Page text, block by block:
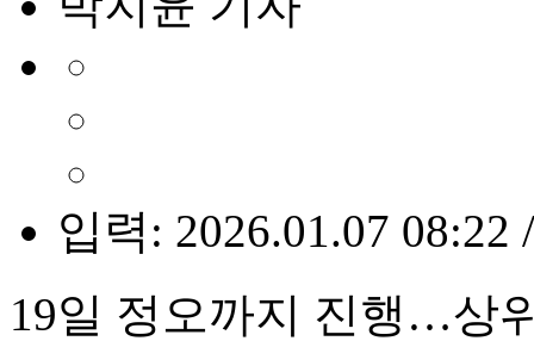
입력: 2026.01.07 08:22
19일 정오까지 진행…상